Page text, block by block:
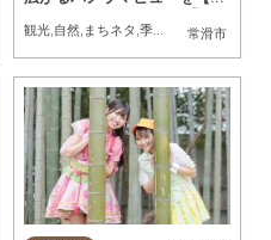
知多市,東浦町, 阿久比町,半田市,常滑市
,観光,自然 ,ペット 常滑市
観光,自然, まちネタ ,季節ネタ ,連載,行って